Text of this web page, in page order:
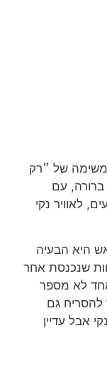
משימה של ״רק
ברורה, עם
לאוויר נקי
היא הבעיה
שנכנסת אחר
לא מספר
להסריח גם
אבל עדיין